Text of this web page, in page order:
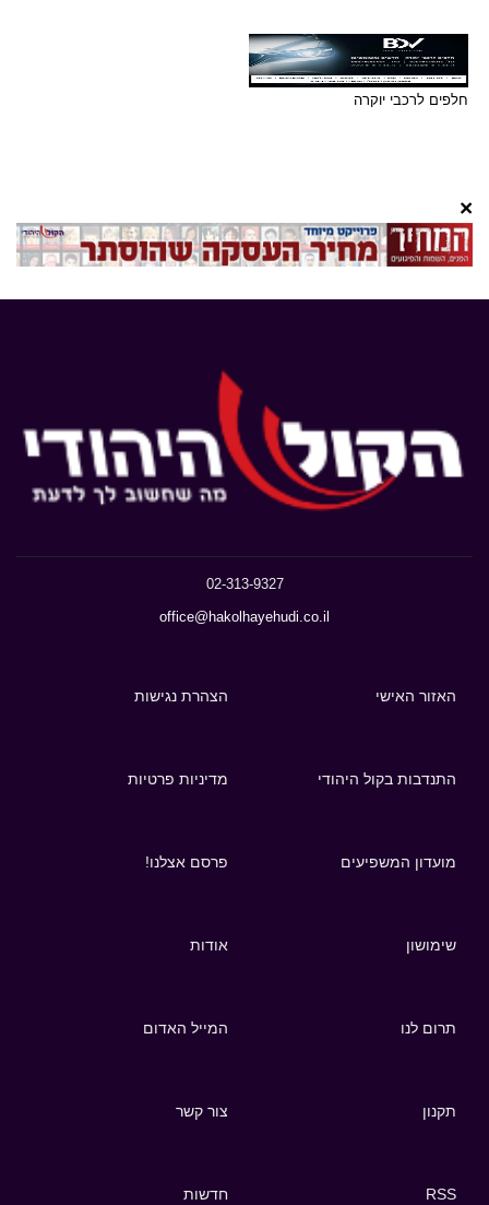
חלפים לרכבי יוקרה
×
02-313-9327
office@hakolhayehudi.co.il
האזור האישי הצהרת נגישות
התנדבות בקול היהודי מדיניות פרטיות
מועדון המשפיעים פרסם אצלנו!
שימושון אודות
תרום לנו המייל האדום
תקנון צור קשר
RSS חדשות